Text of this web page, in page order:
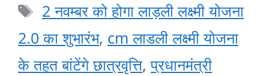
Tags
2 नवम्बर को होगा लाड़ली लक्ष्मी योजना
2.0 का शुभारंभ, cm लाडली लक्ष्मी योजना
के तहत बांटेंगे छात्रवृत्ति,प्रधानमंत्री